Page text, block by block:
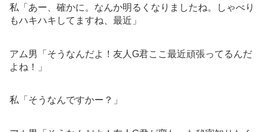
私「あー、確かに。なんか明るくなりましたね。しゃべり
もハキハキしてますね、最近」
アム男「そうなんだよ！友人G君ここ最近頑張ってるんだ
よね！」
私「そうなんですかー？」